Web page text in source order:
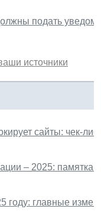
подать
источники
сайты: чек-
– 2025: памятка
году: главные